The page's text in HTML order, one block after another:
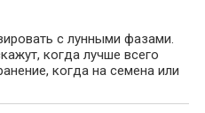
с лунными фазами.
когда лучше всего
когда на семена или